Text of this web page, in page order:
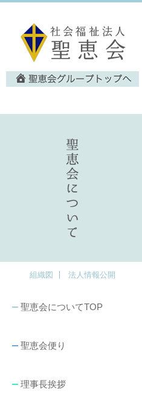
組織図 法人情報公開
聖恵会についてTOP
聖恵会便り
理事長挨拶